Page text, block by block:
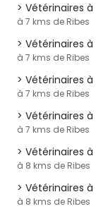
Vétérinaires à
à 7 kms de Ribes
Vétérinaires à
à 7 kms de Ribes
Vétérinaires à
à 7 kms de Ribes
Vétérinaires à
à 7 kms de Ribes
Vétérinaires à
à 8 kms de Ribes
Vétérinaires à
à 8 kms de Ribes